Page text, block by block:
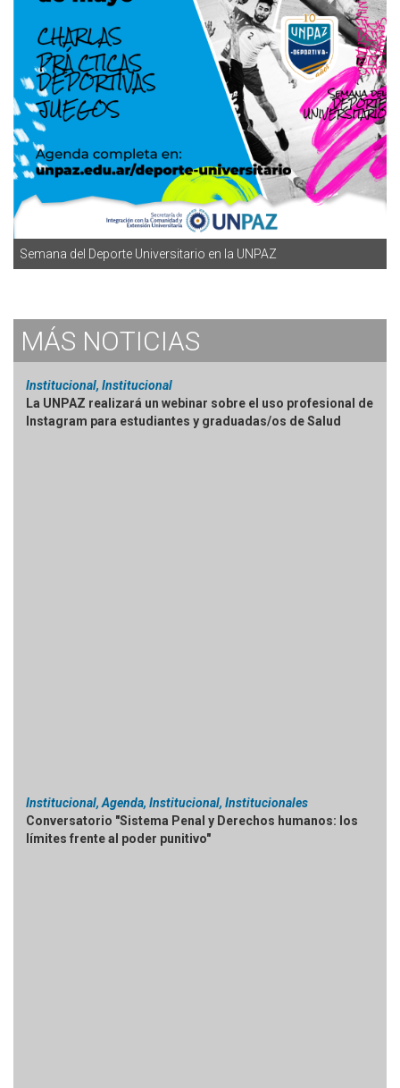
Semana del Deporte Universitario en la UNPAZ
MÁS NOTICIAS
Institucional, Institucional
La UNPAZ realizará un webinar sobre el uso profesional de
Instagram para estudiantes y graduadas/os de Salud
Institucional, Agenda, Institucional, Institucionales
Conversatorio "Sistema Penal y Derechos humanos: los
límites frente al poder punitivo"